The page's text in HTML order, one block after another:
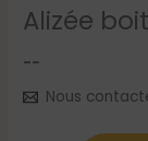
Alizée
--
Nous